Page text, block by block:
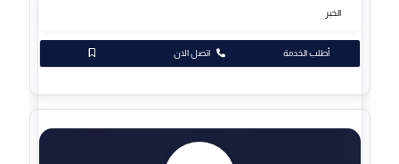
الخبر
اتصل الان أطلب الخدمة